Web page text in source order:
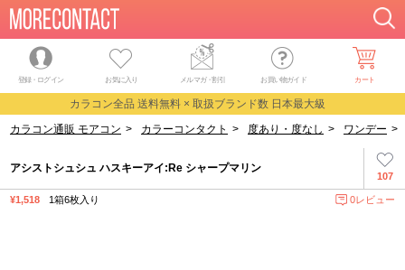
登録・ログイン お気に入り メルマガ・割引 お買い物ガイド カート
カラコン全品 送料無料 × 取扱ブランド数 日本最大級
カラコン通販 モアコン > カラーコンタクト > 度あり・度なし > ワンデー >
107
アシストシュシュ ハスキーアイ:Re シャープマリン
¥1,518 1箱6枚入り 0レビュー